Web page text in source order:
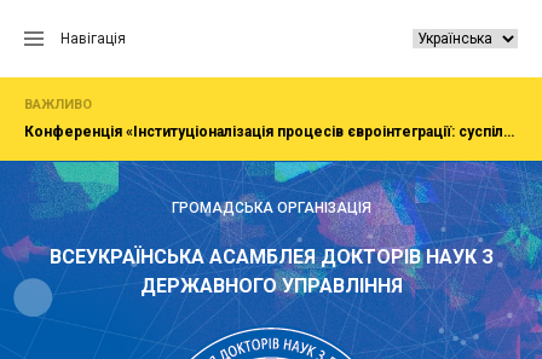
Навігація
ВАЖЛИВО
Конференція «Інституціоналізація процесів євроінтеграції: суспільство, економіка, адміністрування»
ГРОМАДСЬКА ОРГАНІЗАЦІЯ
ВСЕУКРАЇНСЬКА АСАМБЛЕЯ ДОКТОРІВ НАУК З
ДЕРЖАВНОГО УПРАВЛІННЯ